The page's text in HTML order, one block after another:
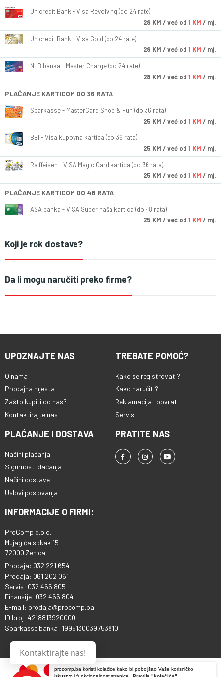
procomp.ba koristi kolačiće kako bi poboljšao Vaše korisničko
iskustvo i funkcionalnost stranice.
Pravila "kolačića"
Unicredit Bank - Visa Revolving (do 24 rate)
28 KM / već od 1 KM / mj.
Unicredit Bank - Visa Gold (do 24 rate)
28 KM / već od 1 KM / mj.
NLB banka - Master Charge (do 24 rate)
28 KM / već od 1 KM / mj.
PLAĆANJE KARTICOM DO 36 RATA
Sparkasse - MasterCard Shop & Fun (do 36 rata)
25 KM / već od 1 KM / mj.
BBI - Visa kupovna kartica (do 36 rata)
25 KM / već od 1 KM / mj.
Raiffeisen - VISA Magic Card kartica (do 36 rata)
25 KM / već od 1 KM / mj.
PLAĆANJE KARTICOM DO 48 RATA
ASA banka - VISA Super naša kartica (do 48 rata)
25 KM / već od 1 KM / mj.
Koji je rok dostave?
Da li mogu naručiti preko firme?
UPOZNAJTE NAS
O nama
Prodajna mjesta
Zašto kupiti od nas?
Kontaktirajte nas
TREBATE POMOĆ?
Kako se registrovati?
Kako naručiti?
Reklamacija i povrati
Servis
PLAĆANJE I DOSTAVA
Načini plaćanja
Sigurnost plaćanja
Načini dostave
Uslovi poslovanja
PRATITE NAS
INFORMACIJE O FIRMI:
ProComp d.o.o.
Mujagića sokak 15
72000 Zenica
Prodaja: 032 221 654
Prodaja: 061 202 061
Servis: 032 465 805
Finansije: 032 465 804
E-mail: prodaja@procomp.ba
ID broj: 4218813920000
Sparkasse banka: 1995130039753810
Kontaktirajte nas!